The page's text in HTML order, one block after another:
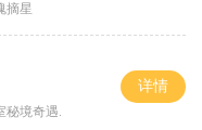
摘星
秘境奇遇.
详情